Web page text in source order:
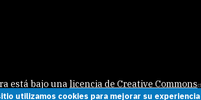
está bajo unalicencia de Creative Commons
utilizamos cookies para mejorar su